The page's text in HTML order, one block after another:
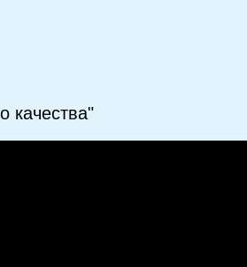
качества"